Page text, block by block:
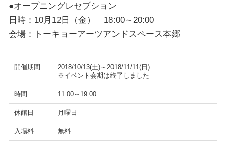
●オープニングレセプション
日時：10月12日（金） 18:00～20:00
会場：トーキョーアーツアンドスペース本郷
開催期間
2018/10/13(土)～2018/11/11(日)
※イベント会期は終了しました
時間 11:00～19:00
休館日 月曜日
入場料 無料